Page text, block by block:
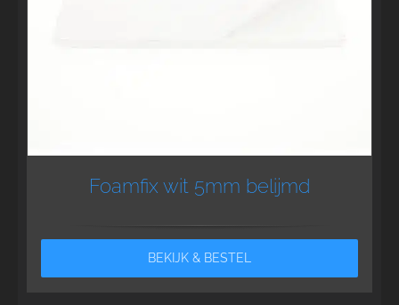
Foamfix wit 5mm belijmd
BEKIJK & BESTEL